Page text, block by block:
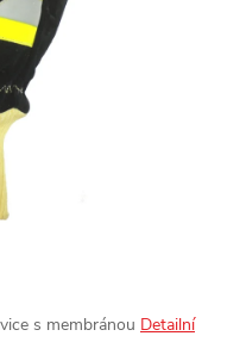
s membránou Detailní